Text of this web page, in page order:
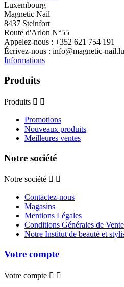
Luxembourg
Magnetic Nail
8437 Steinfort
Route d'Arlon N°55
Appelez-nous : +352 621 754 191‬
Écrivez-nous : info@magnetic-nail.lu
Informations
Produits
Produits  
Promotions
Nouveaux produits
Meilleures ventes
Notre société
Notre société  
Contactez-nous
Magasins
Mentions Légales
Conditions Générales de Vente
Notre Institut de beauté et
Votre compte
Votre compte  